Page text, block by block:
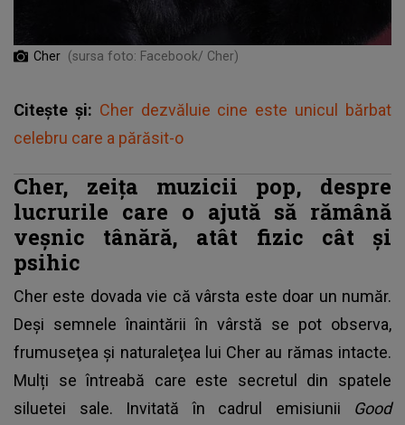
Cher (sursa foto: Facebook/ Cher)
Citește și: Cher dezvăluie cine este unicul bărbat
celebru care a părăsit-o
Cher, zeiţa muzicii pop, despre
lucrurile care o ajută să rămână
veșnic tânără, atât fizic cât și
psihic
Cher este dovada vie că vârsta este doar un număr.
Deşi semnele înaintării în vârstă se pot observa,
frumuseţea şi naturaleţea lui Cher au rămas intacte.
Mulți se întreabă care este secretul din spatele
siluetei sale. Invitată în cadrul emisiunii Good